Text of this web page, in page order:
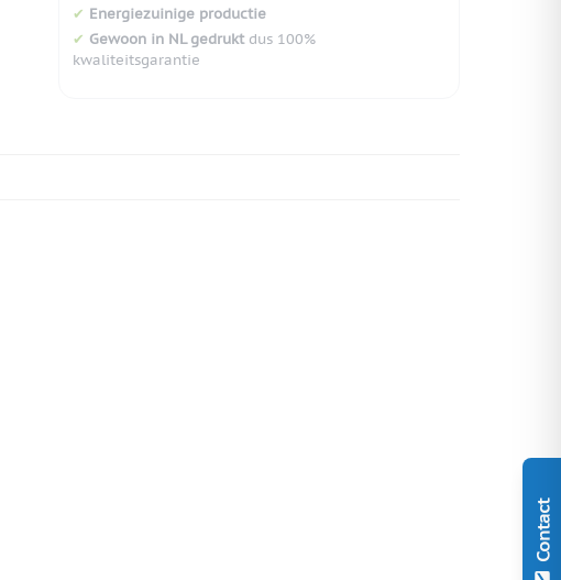
Contact
✔ Energiezuinige productie
✔ Gewoon in NL gedruktdus 100%
kwaliteitsgarantie